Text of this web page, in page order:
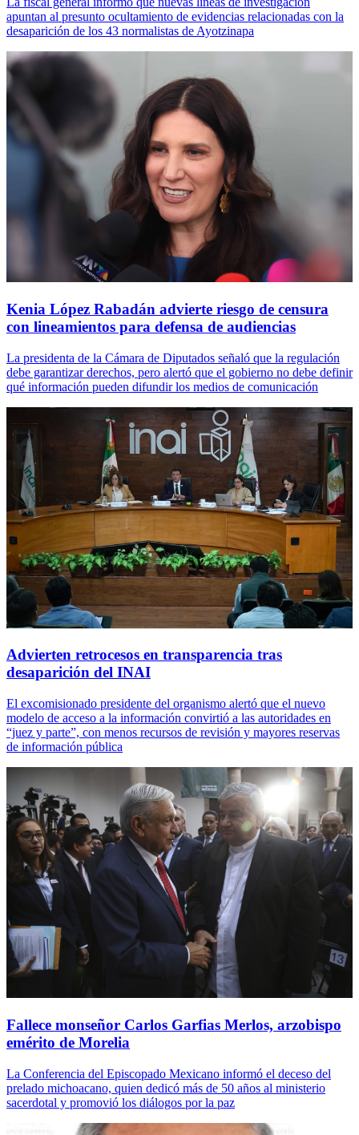
apuntan al presunto ocultamiento de evidencias relacionadas con la
desaparición de los 43 normalistas de Ayotzinapa
Kenia López Rabadán advierte riesgo de censura
con lineamientos para defensa de audiencias
La presidenta de la Cámara de Diputados señaló que la regulación
debe garantizar derechos, pero alertó que el gobierno no debe definir
qué información pueden difundir los medios de comunicación
Advierten retrocesos en transparencia tras
desaparición del INAI
El excomisionado presidente del organismo alertó que el nuevo
modelo de acceso a la información convirtió a las autoridades en
“juez y parte”, con menos recursos de revisión y mayores reservas
de información pública
Fallece monseñor Carlos Garfias Merlos, arzobispo
emérito de Morelia
La Conferencia del Episcopado Mexicano informó el deceso del
prelado michoacano, quien dedicó más de 50 años al ministerio
sacerdotal y promovió los diálogos por la paz